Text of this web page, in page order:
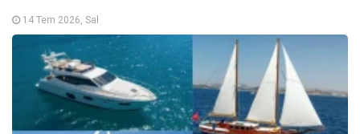
14 Tem 2026, Sal